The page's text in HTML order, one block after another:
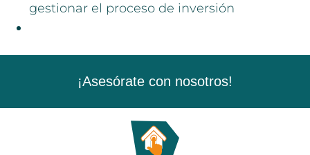
gestionar el proceso de inversión
¡Asesórate con nosotros!